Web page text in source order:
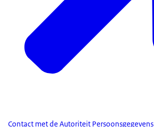
Contact met de Autoriteit Persoonsgegevens